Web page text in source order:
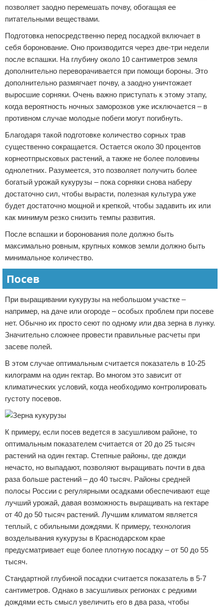
позволяет заодно перемешать почву, обогащая ее
питательными веществами.
Подготовка непосредственно перед посадкой включает в
себя боронование. Оно производится через две-три недели
после вспашки. На глубину около 10 сантиметров земля
дополнительно переворачивается при помощи бороны. Это
дополнительно размягчает почву, а заодно уничтожает
выросшие сорняки. Очень важно приступать к этому этапу,
когда вероятность ночных заморозков уже исключается – в
противном случае молодые побеги могут погибнуть.
Благодаря такой подготовке количество сорных трав
существенно сокращается. Остается около 30 процентов
корнеотпрысковых растений, а также не более половины
однолетних. Разумеется, это позволяет получить более
богатый урожай кукурузы – пока сорняки снова наберу
достаточно сил, чтобы вырасти, полезная культура уже
будет достаточно мощной и крепкой, чтобы задавить их или
как минимум резко снизить темпы развития.
После вспашки и боронования поле должно быть
максимально ровным, крупных комков земли должно быть
минимальное количество.
Посев
При выращивании кукурузы на небольшом участке –
например, на даче или огороде – особых проблем при посеве
нет. Обычно их просто сеют по одному или два зерна в лунку.
Значительно сложнее провести правильные расчеты при
засеве полей.
В этом случае оптимальным считается показатель в 10-25
килограмм на один гектар. Во многом это зависит от
климатических условий, когда необходимо контролировать
густоту посевов.
К примеру, если посев ведется в засушливом районе, то
оптимальным показателем считается от 20 до 25 тысяч
растений на один гектар. Степные районы, где дожди
нечасто, но выпадают, позволяют выращивать почти в два
раза больше растений – до 40 тысяч. Районы средней
полосы России с регулярными осадками обеспечивают еще
лучший урожай, давая возможность выращивать на гектаре
от 40 до 50 тысяч растений. Лучшим климатом является
теплый, с обильными дождями. К примеру, технология
возделывания кукурузы в Краснодарском крае
предусматривает еще более плотную посадку – от 50 до 55
тысяч.
Стандартной глубиной посадки считается показатель в 5-7
сантиметров. Однако в засушливых регионах с редкими
дождями есть смысл увеличить его в два раза, чтобы